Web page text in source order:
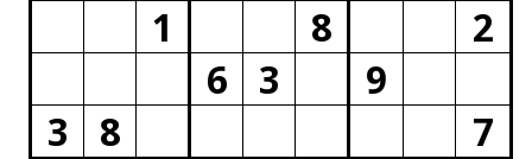
1
8
2
6
3
9
3
8
7